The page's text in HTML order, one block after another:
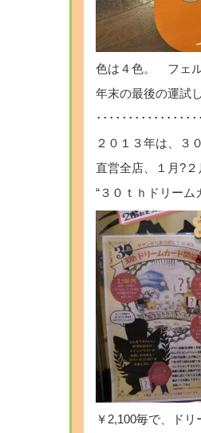
色は４色。 フェル
年末の最後の運試
･･･････････････
２０１３年は、３
直営全店、１月?
“３０ｔｈドリー
￥2,100毎で、ド